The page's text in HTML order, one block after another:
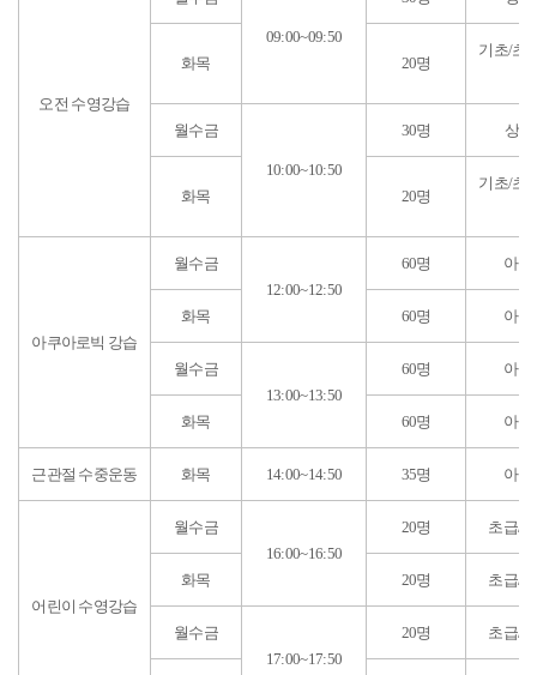
오전 수영강습
09:00~09:50
화목 20명
기초/초
월수금
10:00~10:50
30명 상
화목 20명
기초/초
아쿠아로빅 강습
월수금
12:00~12:50
60명 아쿠
화목 60명 아쿠
월수금
13:00~13:50
60명 아쿠
화목 60명 아쿠
근관절 수중운동 화목 14:00~14:50 35명 아쿠
어린이 수영강습
월수금
16:00~16:50
20명 초급/
화목 20명 초급/
월수금
17:00~17:50
20명 초급/